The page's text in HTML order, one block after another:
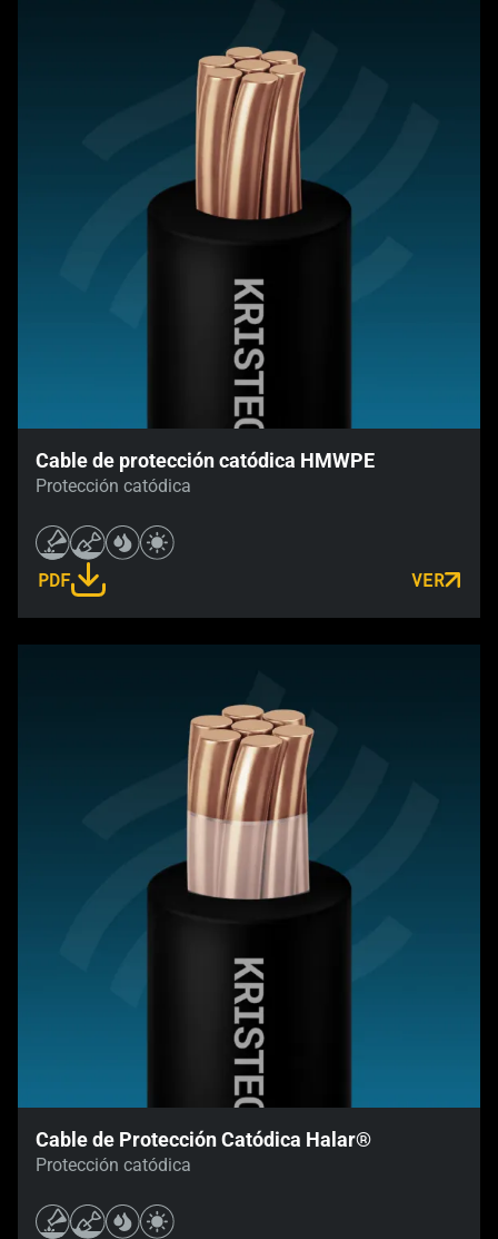
Cable de protección catódica HMWPE
Protección catódica
LINK OPENS IN A NEW TAB
PDF VER
Cable de Protección Catódica Halar®
Protección catódica